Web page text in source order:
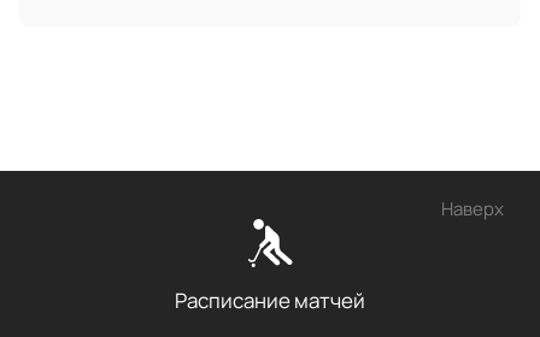
Наверх
Расписание матчей